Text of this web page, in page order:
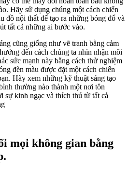
Hãy sử dụng chúng một cách chiến
đồ nội thất để tạo ra những bóng đổ và
tất cả những ai bước vào.
cũng giống như vẽ tranh bằng cảm
đến cách chúng ta nhìn nhận môi
sức mạnh này bằng cách thử nghiệm
đèn màu được đặt một cách chiến
Hãy xem những kỹ thuật sáng tạo
thường nào thành một nơi tôn
sự kinh ngạc và thích thú từ tất cả
mọi không gian bằng